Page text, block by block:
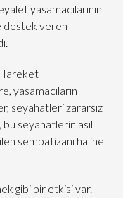
yasamacılarının
destek veren
yasamacıların
seyahatleri zararsız
seyahatlerin asıl
sempatizanı haline
gibi bir etkisi var.